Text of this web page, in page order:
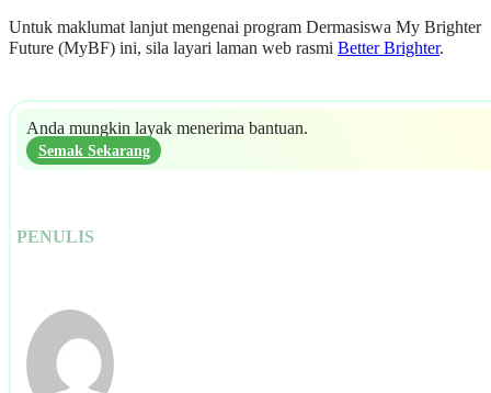
Untuk maklumat lanjut mengenai program Dermasiswa My Brighter
Future (MyBF) ini, sila layari laman web rasmi Better Brighter.
Anda mungkin layak menerima bantuan.
Semak Sekarang
PENULIS